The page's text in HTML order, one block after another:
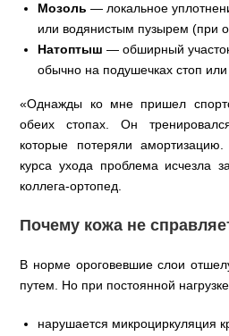
Мозоль — локальное
или водянистым пузырем (при
Натоптыш — обширный
обычно на подушечках стоп
«Однажды ко мне пришел
обеих стопах. Он
которые потеряли
курса ухода проблема исчезла
коллега‑ортопед.
Почему кожа не
В норме ороговевшие слои
путем. Но при постоянной
нарушается микроциркуляция